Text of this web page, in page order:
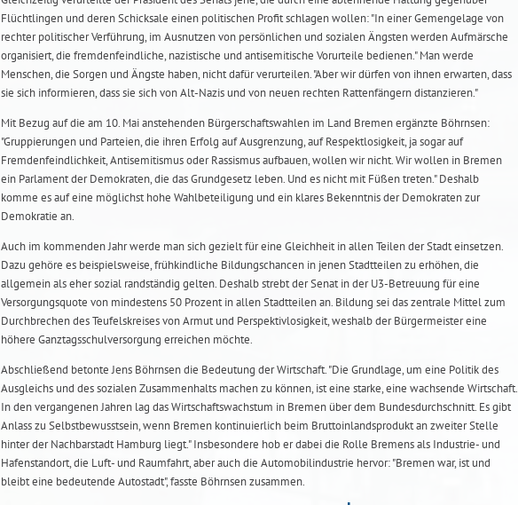
Flüchtlingen und deren Schicksale einen politischen Profit schlagen wollen: "In einer Gemengelage von
rechter politischer Verführung, im Ausnutzen von persönlichen und sozialen Ängsten werden Aufmärsche
organisiert, die fremdenfeindliche, nazistische und antisemitische Vorurteile bedienen." Man werde
Menschen, die Sorgen und Ängste haben, nicht dafür verurteilen. "Aber wir dürfen von ihnen erwarten, dass
sie sich informieren, dass sie sich von Alt-Nazis und von neuen rechten Rattenfängern distanzieren."
Mit Bezug auf die am 10. Mai anstehenden Bürgerschaftswahlen im Land Bremen ergänzte Böhrnsen:
"Gruppierungen und Parteien, die ihren Erfolg auf Ausgrenzung, auf Respektlosigkeit, ja sogar auf
Fremdenfeindlichkeit, Antisemitismus oder Rassismus aufbauen, wollen wir nicht. Wir wollen in Bremen
ein Parlament der Demokraten, die das Grundgesetz leben. Und es nicht mit Füßen treten." Deshalb
komme es auf eine möglichst hohe Wahlbeteiligung und ein klares Bekenntnis der Demokraten zur
Demokratie an.
Auch im kommenden Jahr werde man sich gezielt für eine Gleichheit in allen Teilen der Stadt einsetzen.
Dazu gehöre es beispielsweise, frühkindliche Bildungschancen in jenen Stadtteilen zu erhöhen, die
allgemein als eher sozial randständig gelten. Deshalb strebt der Senat in der U3-Betreuung für eine
Versorgungsquote von mindestens 50 Prozent in allen Stadtteilen an. Bildung sei das zentrale Mittel zum
Durchbrechen des Teufelskreises von Armut und Perspektivlosigkeit, weshalb der Bürgermeister eine
höhere Ganztagsschulversorgung erreichen möchte.
Abschließend betonte Jens Böhrnsen die Bedeutung der Wirtschaft. "Die Grundlage, um eine Politik des
Ausgleichs und des sozialen Zusammenhalts machen zu können, ist eine starke, eine wachsende Wirtschaft.
In den vergangenen Jahren lag das Wirtschaftswachstum in Bremen über dem Bundesdurchschnitt. Es gibt
Anlass zu Selbstbewusstsein, wenn Bremen kontinuierlich beim Bruttoinlandsprodukt an zweiter Stelle
hinter der Nachbarstadt Hamburg liegt." Insbesondere hob er dabei die Rolle Bremens als Industrie- und
Hafenstandort, die Luft- und Raumfahrt, aber auch die Automobilindustrie hervor: "Bremen war, ist und
bleibt eine bedeutende Autostadt", fasste Böhrnsen zusammen.